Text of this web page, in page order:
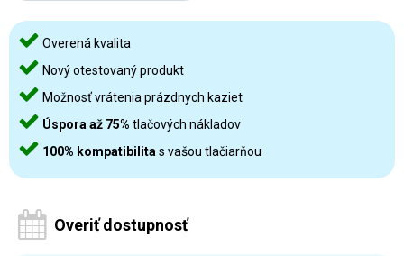
Overená kvalita
Nový otestovaný produkt
Možnosť vrátenia prázdnych kaziet
Úspora až 75% tlačových nákladov
100% kompatibilita s vašou tlačiarňou
Overiť dostupnosť